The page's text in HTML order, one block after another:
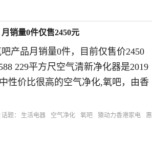
销量0件仅售2450元
产品月销量0件，目前仅售价2450
229平方尺空气清新净化器是2019
性价比很高的空气净化,氧吧，由香
| 话题： 生活电器 空气净化 氧吧 猿动力香港家电
惠